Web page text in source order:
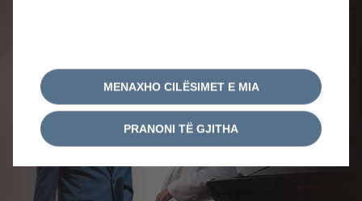
MENAXHO CILËSIMET E MIA
PRANONI TË GJITHA